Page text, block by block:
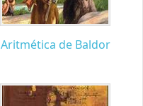
Aritmética de Baldor